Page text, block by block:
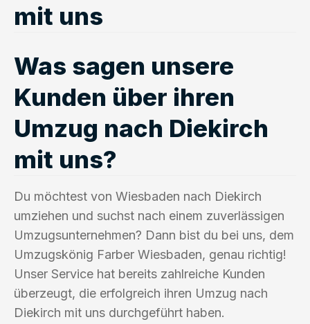
mit uns
Was sagen unsere
Kunden über ihren
Umzug nach Diekirch
mit uns?
Du möchtest von Wiesbaden nach Diekirch
umziehen und suchst nach einem zuverlässigen
Umzugsunternehmen? Dann bist du bei uns, dem
Umzugskönig Farber Wiesbaden, genau richtig!
Unser Service hat bereits zahlreiche Kunden
überzeugt, die erfolgreich ihren Umzug nach
Diekirch mit uns durchgeführt haben.